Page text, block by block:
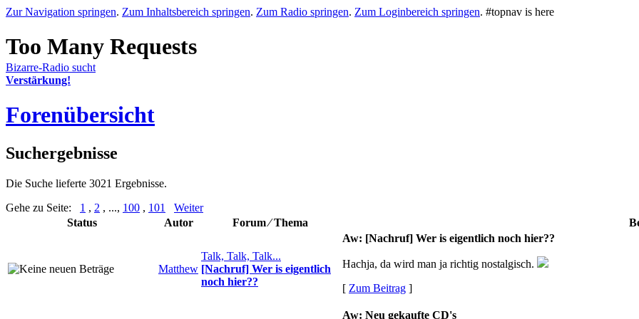
Zur Navigation springen. Zum Inhaltsbereich springen. Zum Radio springen. Zum Loginbereich springen. #topnav is here
Bizarre-Radio sucht
Verstärkung!
Forenübersicht
Suchergebnisse
Die Suche lieferte 3021 Ergebnisse.
Gehe zu Seite: 1 , 2 , ..., 100 , 101
Weiter
Status
Autor Forum ⁄ Thema
Matthew
Talk, Talk, Talk...
[Nachruf] Wer is eigentlich
noch hier??
Aw: [Nachruf] Wer is eigentlich noch hier??
Hachja, da wird man ja richtig nostalgisch.
[ Zum Beitrag ]
Aw: Neu gekaufte CD's